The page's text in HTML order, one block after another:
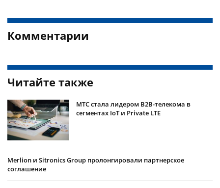
Комментарии
Читайте также
МТС стала лидером B2B-телекома в
сегментах IoT и Private LTE
Merlion и Sitronics Group пролонгировали партнерское
соглашение